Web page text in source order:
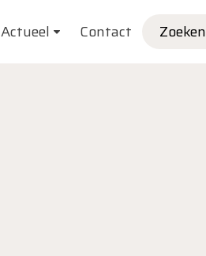
Actueel Contact Zoeken